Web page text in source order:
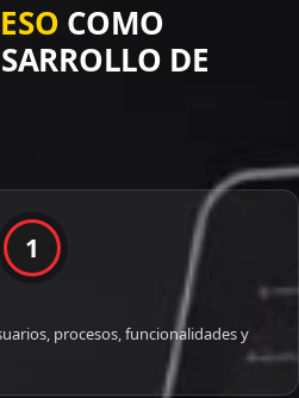
COMO
DE
1
procesos, funcionalidades y